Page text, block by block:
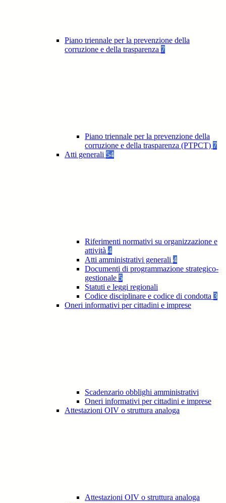
Piano triennale per la prevenzione della
corruzione e della trasparenza 7
Piano triennale per la prevenzione della
corruzione e della trasparenza (PTPCT) 7
Atti generali 54
Riferimenti normativi su organizzazione e
attività 4
Atti amministrativi generali 4
Documenti di programmazione strategico-
gestionale 5
Statuti e leggi regionali
Codice disciplinare e codice di condotta 3
Oneri informativi per cittadini e imprese
Scadenzario obblighi amministrativi
Oneri informativi per cittadini e imprese
Attestazioni OIV o struttura analoga
Attestazioni OIV o struttura analoga